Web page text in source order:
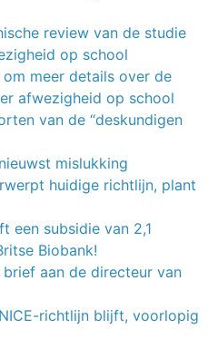
review van de studie
op school
meer details over de
afwezigheid op school
van de “deskundigen
mislukking
huidige richtlijn, plant
een subsidie van 2,1
Biobank!
aan de directeur van
richtlijn blijft, voorlopig